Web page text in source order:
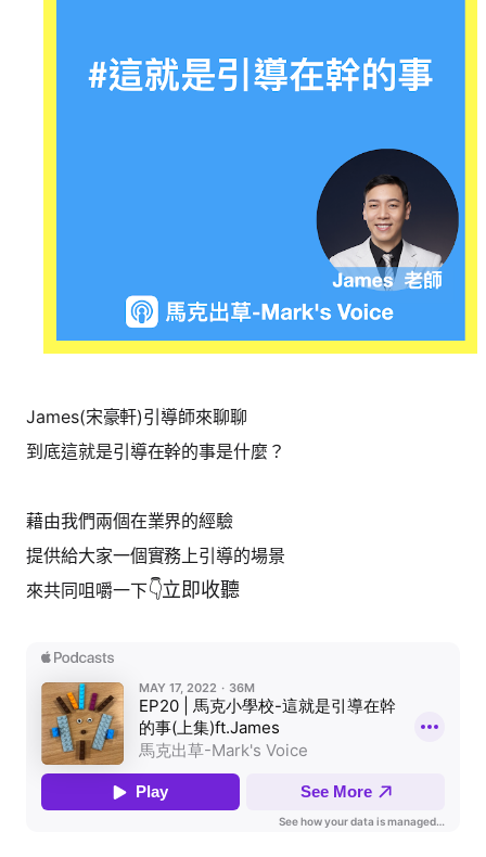
James(宋豪軒)引導師來聊聊
到底這就是引導在幹的事是什麼？
藉由我們兩個在業界的經驗
提供給大家一個實務上引導的場景
來共同咀嚼一下👇立即收聽